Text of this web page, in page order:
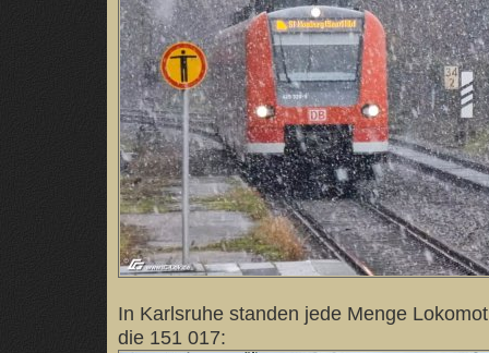
In Karlsruhe standen jede Menge
die 151 017: